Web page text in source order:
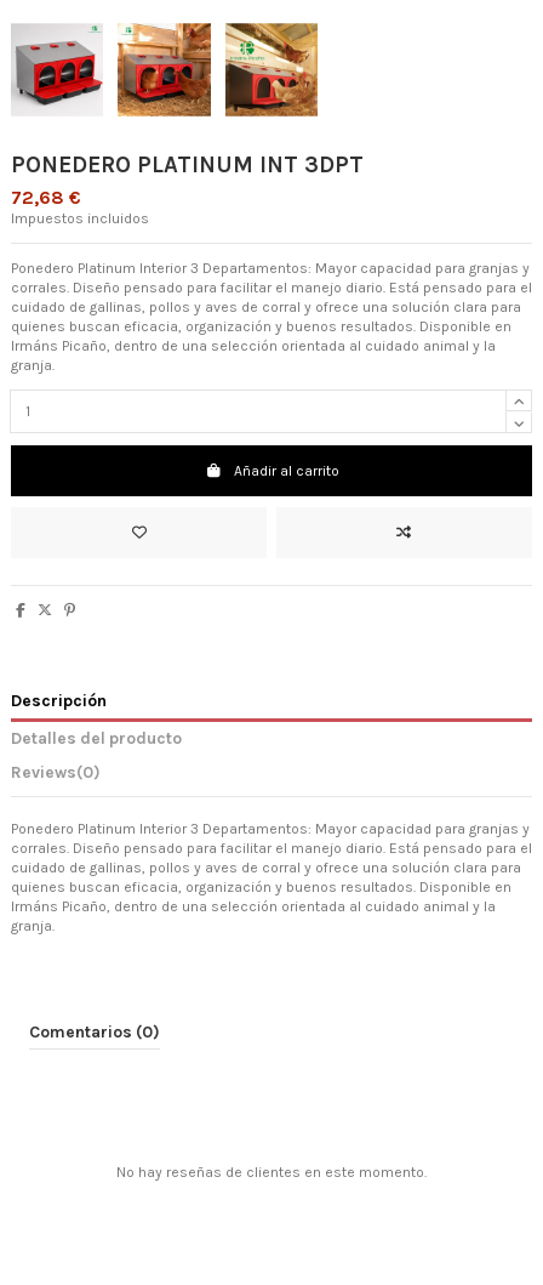
PONEDERO PLATINUM INT 3DPT
72,68 €
Impuestos incluidos
Ponedero Platinum Interior 3 Departamentos: Mayor capacidad para granjas y
corrales. Diseño pensado para facilitar el manejo diario. Está pensado para el
cuidado de gallinas, pollos y aves de corral y ofrece una solución clara para
quienes buscan eficacia, organización y buenos resultados. Disponible en
Irmáns Picaño, dentro de una selección orientada al cuidado animal y la
granja.
Añadir al carrito
Descripción
Detalles del producto
Reviews(0)
Ponedero Platinum Interior 3 Departamentos: Mayor capacidad para granjas y
corrales. Diseño pensado para facilitar el manejo diario. Está pensado para el
cuidado de gallinas, pollos y aves de corral y ofrece una solución clara para
quienes buscan eficacia, organización y buenos resultados. Disponible en
Irmáns Picaño, dentro de una selección orientada al cuidado animal y la
granja.
Comentarios (0)
No hay reseñas de clientes en este momento.